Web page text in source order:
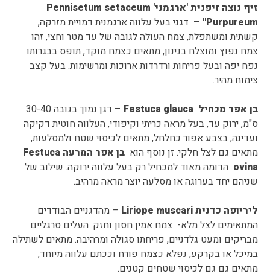
זיף נוצה זיפנית 'ארגמני' Pennisetum setaceum
'Purpureum
' – דגני בעל עלווה ארגמנית דמויית מזרקה,
קשתית ומשתפלת, צמח העולה לגובה של עד מטר וחצי, זהו
צמח נפוץ ומוצלח בגינון, מתאים כצמח מוקד, תופס בבגרותו
נפח יפה ובעל פריחות ורדרדות ארוכות ומרשימות. בעל קצב
צימוח מהיר.
בן אפר מכחיל
– דגן נמוך בגובה 30-40
ס"מ, ירוק עד, בעל מראה כריתי וקיפודי, העלווה חוטית דקיקה
ועדינה, בצבע אפור כחלחל, מתאים לכיסוי שטח ולמסלעות,
מתאים גם לצל חלקי. זן נוסף הוא בן אפר המרעה Festuca
ovina הדומה מאוד למכחיל רק בעל עלווה ירוקה. שילוב של
שניהם יחד בערוגה או מסלעה יוצר מראה מרהיב.
ליריופה כדניתLiriope muscari – מהדגניים הבודדים
המתאימים לצל מלא- צמח אמין חסון וחזק. העלים סרגליים
מבריקים ומעט גלדניים, פריחתו סגולה ומרהיבה. מתאים לשתילה
במיכל או בקרקע, נפלא כצמח פורח וככתם עלווה מיוחד,
מתאים גם גם לכיסוי שטחים קטנים.